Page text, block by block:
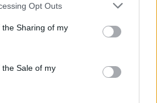
Opt Outs
Sharing of my
Sale of my